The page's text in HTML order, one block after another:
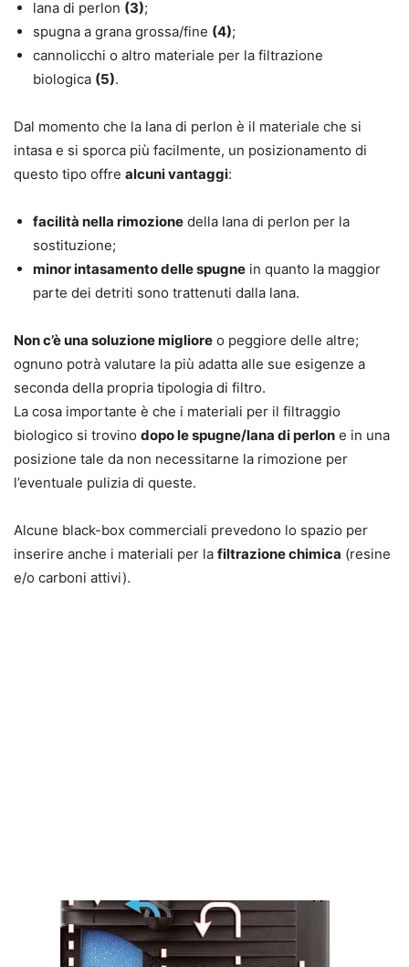
lana di perlon (3);
spugna a grana grossa/fine (4);
cannolicchi o altro materiale per la filtrazione
biologica (5).
Dal momento che la lana di perlon è il materiale che si
intasa e si sporca più facilmente, un posizionamento di
questo tipo offre alcuni vantaggi:
facilità nella rimozione della lana di perlon per la
sostituzione;
minor intasamento delle spugne in quanto la maggior
parte dei detriti sono trattenuti dalla lana.
Non c’è una soluzione migliore o peggiore delle altre;
ognuno potrà valutare la più adatta alle sue esigenze a
seconda della propria tipologia di filtro.
La cosa importante è che i materiali per il filtraggio
biologico si trovino dopo le spugne/lana di perlon e in una
posizione tale da non necessitarne la rimozione per
l’eventuale pulizia di queste.
Alcune black-box commerciali prevedono lo spazio per
inserire anche i materiali per la filtrazione chimica (resine
e/o carboni attivi).